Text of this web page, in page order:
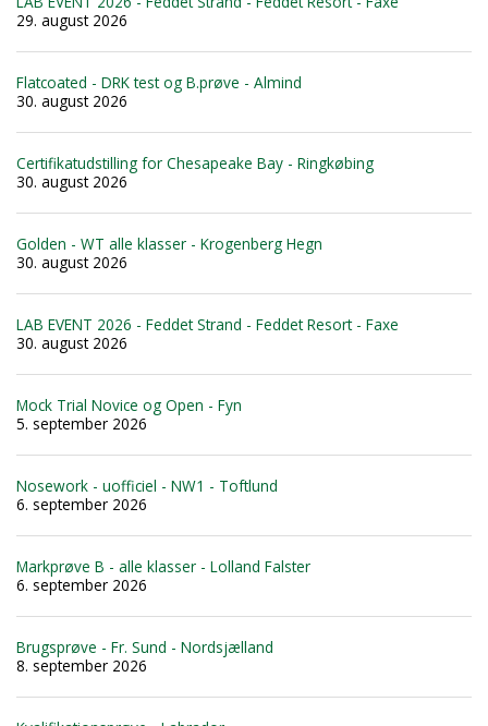
29. august 2026
Flatcoated - DRK test og B.prøve - Almind
30. august 2026
Certifikatudstilling for Chesapeake Bay - Ringkøbing
30. august 2026
Golden - WT alle klasser - Krogenberg Hegn
30. august 2026
LAB EVENT 2026 - Feddet Strand - Feddet Resort - Faxe
30. august 2026
Mock Trial Novice og Open - Fyn
5. september 2026
Nosework - uofficiel - NW1 - Toftlund
6. september 2026
Markprøve B - alle klasser - Lolland Falster
6. september 2026
Brugsprøve - Fr. Sund - Nordsjælland
8. september 2026